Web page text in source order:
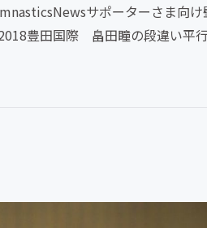
サポーターさま向
豊田国際 畠田瞳の段違い平